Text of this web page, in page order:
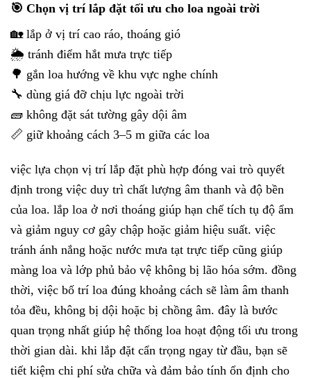
🎯 Chọn vị trí lắp đặt tối ưu cho loa ngoài trời
🏡 lắp ở vị trí cao ráo, thoáng gió
🌦️ tránh điểm hắt mưa trực tiếp
🌳 gắn loa hướng về khu vực nghe chính
🔧 dùng giá đỡ chịu lực ngoài trời
🧱 không đặt sát tường gây dội âm
📏 giữ khoảng cách 3–5 m giữa các loa
việc lựa chọn vị trí lắp đặt phù hợp đóng vai trò quyết
định trong việc duy trì chất lượng âm thanh và độ bền
của loa. lắp loa ở nơi thoáng giúp hạn chế tích tụ độ ẩm
và giảm nguy cơ gây chập hoặc giảm hiệu suất. việc
tránh ánh nắng hoặc nước mưa tạt trực tiếp cũng giúp
màng loa và lớp phủ bảo vệ không bị lão hóa sớm. đồng
thời, việc bố trí loa đúng khoảng cách sẽ làm âm thanh
tỏa đều, không bị dội hoặc bị chồng âm. đây là bước
quan trọng nhất giúp hệ thống loa hoạt động tối ưu trong
thời gian dài. khi lắp đặt cẩn trọng ngay từ đầu, bạn sẽ
tiết kiệm chi phí sửa chữa và đảm bảo tính ổn định cho